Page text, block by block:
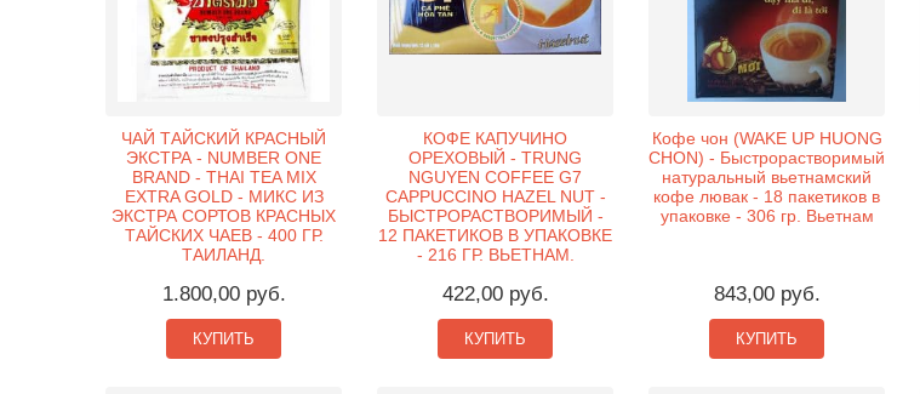
ЧАЙ ТАЙСКИЙ КРАСНЫЙ
ЭКСТРА - NUMBER ONE
BRAND - THAI TEA MIX
EXTRA GOLD - МИКС ИЗ
ЭКСТРА СОРТОВ КРАСНЫХ
ТАЙСКИХ ЧАЕВ - 400 ГР.
ТАИЛАНД.
1.800,00 руб.
КУПИТЬ
КОФЕ КАПУЧИНО
ОРЕХОВЫЙ - TRUNG
NGUYEN COFFEE G7
CAPPUCCINO HAZEL NUT -
БЫСТРОРАСТВОРИМЫЙ -
12 ПАКЕТИКОВ В УПАКОВКЕ
- 216 ГР. ВЬЕТНАМ.
422,00 руб.
КУПИТЬ
Кофе чон (WAKE UP HUONG
CHON) - Быстрорастворимый
натуральный вьетнамский
кофе лювак - 18 пакетиков в
упаковке - 306 гр. Вьетнам
843,00 руб.
КУПИТЬ